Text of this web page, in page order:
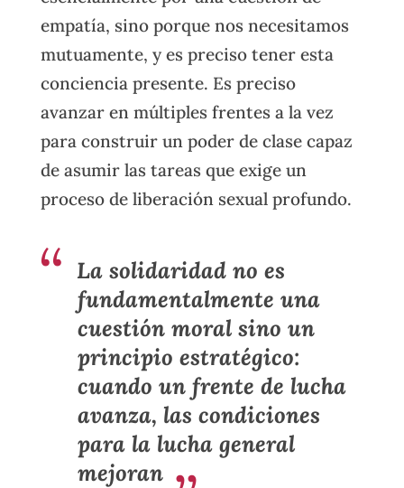
empatía, sino porque nos necesitamos
mutuamente, y es preciso tener esta
conciencia presente. Es preciso
avanzar en múltiples frentes a la vez
para construir un poder de clase capaz
de asumir las tareas que exige un
proceso de liberación sexual profundo.
La solidaridad no es
fundamentalmente una
cuestión moral sino un
principio estratégico:
cuando un frente de lucha
avanza, las condiciones
para la lucha general
mejoran